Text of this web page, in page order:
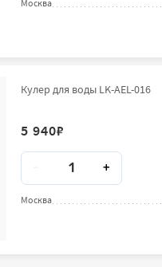
Москва
Кулер для воды LK-AEL-016
5 940₽
Количество
+
Москва